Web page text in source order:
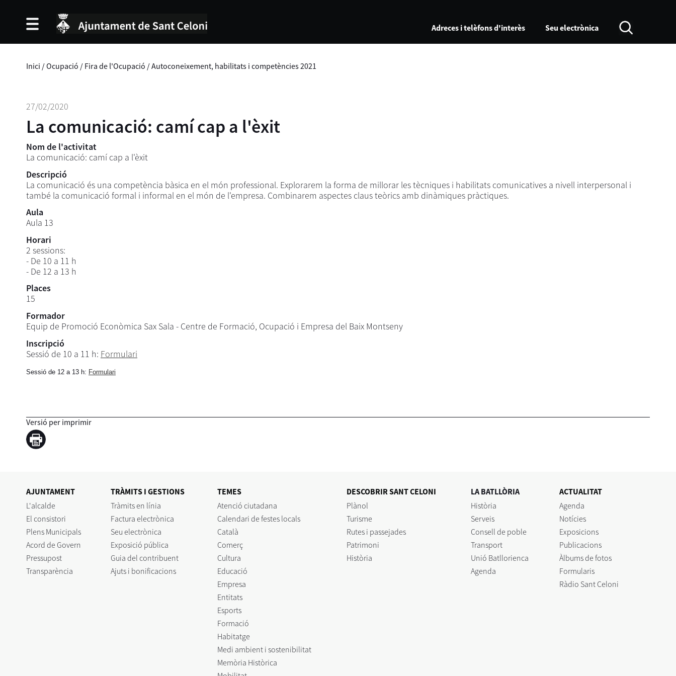
Adreces i telèfons d'interès Seu electrònica
Inici /Ocupació / Fira de l'Ocupació /Autoconeixement, habilitats i competències 2021
27/02/2020
La comunicació: camí cap a l'èxit
Nom de l'activitat
La comunicació: camí cap a l'èxit
Descripció
La comunicació és una competència bàsica en el món professional. Explorarem la forma de millorar les tècniques i habilitats comunicatives a nivell interpersonal i
també la comunicació formal i informal en el món de l'empresa. Combinarem aspectes claus teòrics amb dinàmiques pràctiques.
Aula
Aula 13
Horari
2 sessions:
- De 10 a 11 h
- De 12 a 13 h
Places
15
Formador
Equip de Promoció Econòmica Sax Sala - Centre de Formació, Ocupació i Empresa del Baix Montseny
Inscripció
Sessió de 10 a 11 h: Formulari
Sessió de 12 a 13 h: Formulari
Versió per imprimir
AJUNTAMENT
L'alcalde
El consistori
Plens Municipals
Acord de Govern
Pressupost
Transparència
TRÀMITS I GESTIONS
Tràmits en línia
Factura electrònica
Seu electrònica
Exposició pública
Guia del contribuent
Ajuts i bonificacions
TEMES
Atenció ciutadana
Calendari de festes locals
Català
Comerç
Cultura
Educació
Empresa
Entitats
Esports
Formació
Habitatge
Medi ambient i sostenibilitat
Memòria Històrica
DESCOBRIR SANT CELONI
Plànol
Turisme
Rutes i passejades
Patrimoni
Història
LA BATLLÒRIA
Història
Serveis
Consell de poble
Transport
Unió Batllorienca
Agenda
ACTUALITAT
Agenda
Notícies
Exposicions
Publicacions
Àlbums de fotos
Formularis
Ràdio Sant Celoni